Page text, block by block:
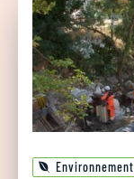
Environnement